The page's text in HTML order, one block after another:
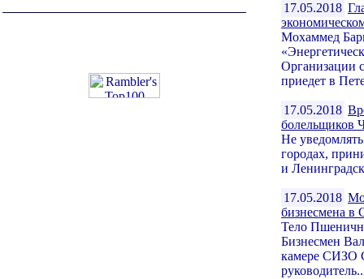
17.05.2018
Мохаммед
Организации
приедет в
17.05.2018
болельщиков
Не
городах,
и
17.05.2018
бизнесмена в
Тело
Бизнесмен
камере СИЗО